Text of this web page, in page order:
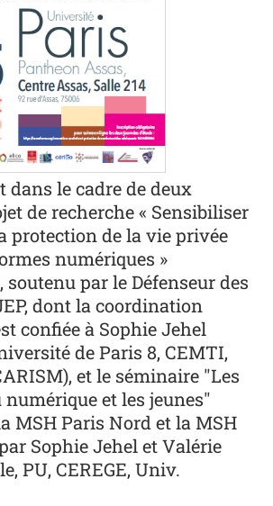
le cadre de deux
de recherche « Sensibiliser
protection de la vie privée
numériques »
par le Défenseur des
dont la coordination
confiée à Sophie Jehel
de Paris 8, CEMTI,
et le séminaire "Les
et les jeunes"
MSH Paris Nord et la MSH
Sophie Jehel et Valérie
PU, CEREGE, Univ.